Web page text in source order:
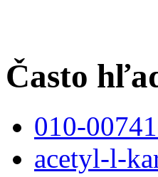
Často
010-
acetyl-l-